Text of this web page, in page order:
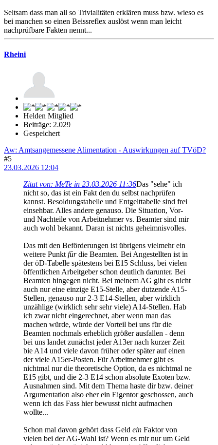
Seltsam dass man all so Trivialitäten erklären muss bzw. wieso es
bei manchen so einen Beissreflex auslöst wenn man leicht
nachprüfbare Fakten nennt...
Rheini
Helden Mitglied
Beiträge: 2.029
Gespeichert
Aw: Amtsangemessene Alimentation - Auswirkungen auf TVöD?
#5
23.03.2026 12:04
Zitat von: MeTe in 23.03.2026 11:36Das "sehe" ich
nicht so, das ist ein Fakt den du selbst nachprüfen
kannst. Besoldungstabelle und Entgelttabelle sind frei
einsehbar. Alles andere genauso. Die Situation, Vor-
und Nachteile von Arbeitnehmer vs. Beamter sind mir
auch wohl bekannt. Daran ist nichts geheimnisvolles.
Das mit den Beförderungen ist übrigens vielmehr ein
weitere Punkt fürdie Beamten. Bei Angestellten ist in
der öD-Tabelle spätestens bei E15 Schluss, bei vielen
öffentlichen Arbeitgeber schon deutlich darunter. Bei
Beamten hingegen nicht. Bei meinem AG gibt es nicht
auch nur eine einzige E15-Stelle, aber dutzende A15-
Stellen, genauso nur 2-3 E14-Stellen, aber wirklich
unzählige (wirklich sehr sehr viele) A14-Stellen. Hab
ich zwar nicht eingerechnet, aber wenn man das
machen würde, würde der Vorteil bei uns für die
Beamten nochmals erheblich größer ausfallen - denn
bei uns landet zunächst jeder A13er nach kurzer Zeit
bie A14 und viele davon früher oder später auf einen
der viele A15er-Posten. Für Arbeitnehmer gibt es
nichtmal nur die theoretische Option, da es nichtmal ne
E15 gibt, und die 2-3 E14 schon absolute Exoten bzw.
Ausnahmen sind. Mit dem Thema haste dir bzw. deiner
Argumentation also eher ein Eigentor geschossen, auch
wenn ich das Fass hier bewusst nicht aufmachen
wollte...
Schon mal davon gehört dass Geld ein Faktor von
vielen bei der AG-Wahl ist? Wenn es mir nur um Geld